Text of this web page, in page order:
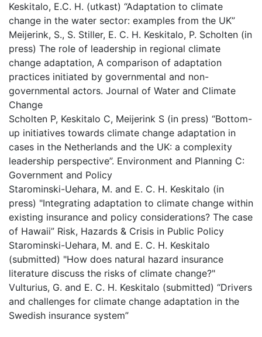
Keskitalo, E.C. H. (utkast) “Adaptation to climate
change in the water sector: examples from the UK”
Meijerink, S., S. Stiller, E. C. H. Keskitalo, P. Scholten (in
press) The role of leadership in regional climate
change adaptation, A comparison of adaptation
practices initiated by governmental and non-
governmental actors. Journal of Water and Climate
Change
Scholten P, Keskitalo C, Meijerink S (in press) “Bottom-
up initiatives towards climate change adaptation in
cases in the Netherlands and the UK: a complexity
leadership perspective”. Environment and Planning C:
Government and Policy
Starominski-Uehara, M. and E. C. H. Keskitalo (in
press) "Integrating adaptation to climate change within
existing insurance and policy considerations? The case
of Hawaii” Risk, Hazards & Crisis in Public Policy
Starominski-Uehara, M. and E. C. H. Keskitalo
(submitted) "How does natural hazard insurance
literature discuss the risks of climate change?"
Vulturius, G. and E. C. H. Keskitalo (submitted) “Drivers
and challenges for climate change adaptation in the
Swedish insurance system”